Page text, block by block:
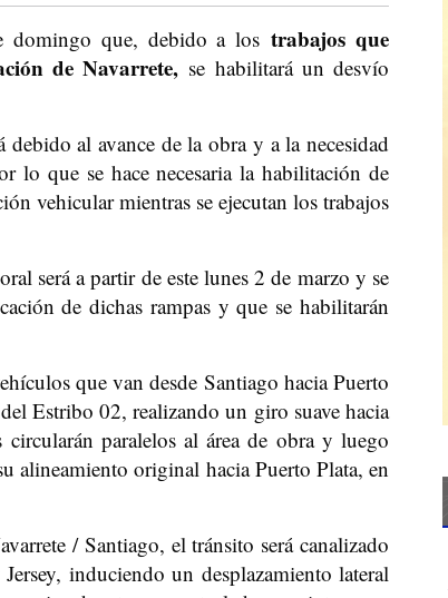
domingo que, debido a los trabajos que
de Navarrete, se habilitará un desvío
debido al avance de la obra y a la necesidad
lo que se hace necesaria la habilitación de
vehicular mientras se ejecutan los trabajos
será a partir de este lunes 2 de marzo y se
de dichas rampas y que se habilitarán
que van desde Santiago hacia Puerto
Estribo 02, realizando un giro suave hacia
paralelos al área de obra y luego
alineamiento original hacia Puerto Plata, en
/ Santiago, el tránsito será canalizado
induciendo un desplazamiento lateral